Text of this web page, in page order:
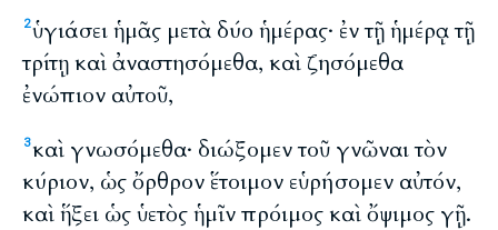
2ὑγιάσει ἡμᾶς μετὰ δύο ἡμέρας· ἐν τῇ ἡμέρᾳ τῇ
τρίτῃ καὶ ἀναστησόμεθα, καὶ ζησόμεθα
ἐνώπιον αὐτοῦ,
3καὶ γνωσόμεθα· διώξομεν τοῦ γνῶναι τὸν
κύριον, ὡς ὄρθρον ἕτοιμον εὑρήσομεν αὐτόν,
καὶ ἥξει ὡς ὑετὸς ἡμῖν πρόιμος καὶ ὄψιμος γῇ.